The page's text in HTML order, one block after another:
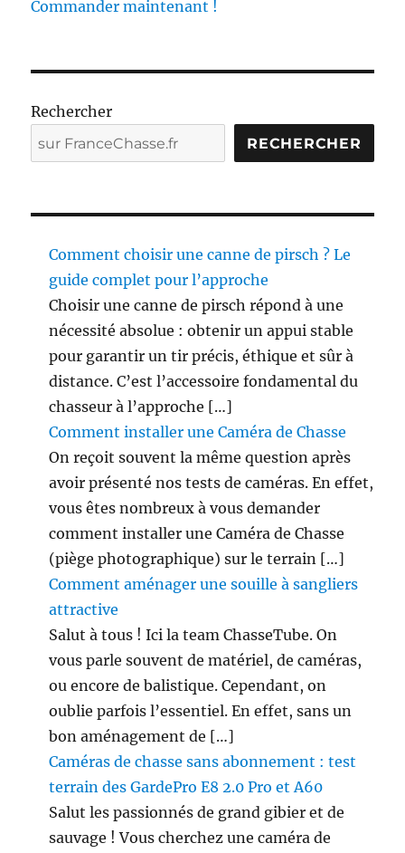
h
s
:
v
é
i
n
r
o
y
b
e
n
F
r
a
n
c
e
Commander maintenant !
Rechercher
RECHERCHER
Comment choisir une canne de pirsch ? Le
guide complet pour l’approche
Choisir une canne de pirsch répond à une
nécessité absolue : obtenir un appui stable
pour garantir un tir précis, éthique et sûr à
distance. C’est l’accessoire fondamental du
chasseur à l’approche […]
Comment installer une Caméra de Chasse
On reçoit souvent la même question après
avoir présenté nos tests de caméras. En effet,
vous êtes nombreux à vous demander
comment installer une Caméra de Chasse
(piège photographique) sur le terrain […]
Comment aménager une souille à sangliers
attractive
Salut à tous ! Ici la team ChasseTube. On
vous parle souvent de matériel, de caméras,
ou encore de balistique. Cependant, on
oublie parfois l’essentiel. En effet, sans un
bon aménagement de […]
Caméras de chasse sans abonnement : test
terrain des GardePro E8 2.0 Pro et A60
Salut les passionnés de grand gibier et de
sauvage ! Vous cherchez une caméra de